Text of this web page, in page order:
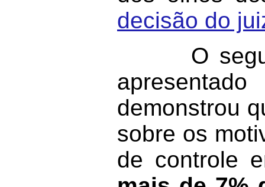
decisão do
O
demonstrou
sobre os
de controle